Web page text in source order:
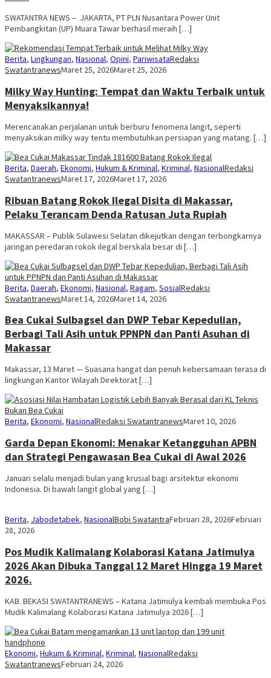
SWATANTRA NEWS – JAKARTA, PT PLN Nusantara Power Unit
Pembangkitan (UP) Muara Tawar berhasil meraih […]
Berita, Lingkungan, Nasional, Opini, PariwisataRedaksi
SwatantranewsMaret 25, 2026Maret 25, 2026
Milky Way Hunting: Tempat dan Waktu Terbaik untuk
Menyaksikannya!
Merencanakan perjalanan untuk berburu fenomena langit, seperti
menyaksikan milky way tentu membutuhkan persiapan yang matang. […]
Berita, Daerah, Ekonomi, Hukum & Kriminal, Kriminal, NasionalRedaksi
SwatantranewsMaret 17, 2026Maret 17, 2026
Ribuan Batang Rokok Ilegal Disita di Makassar,
Pelaku Terancam Denda Ratusan Juta Rupiah
MAKASSAR – Publik Sulawesi Selatan dikejutkan dengan terbongkarnya
jaringan peredaran rokok ilegal berskala besar di […]
Berita, Daerah, Ekonomi, Nasional, Ragam, SosialRedaksi
SwatantranewsMaret 14, 2026Maret 14, 2026
Bea Cukai Sulbagsel dan DWP Tebar Kepedulian,
Berbagi Tali Asih untuk PPNPN dan Panti Asuhan di
Makassar
Makassar, 13 Maret — Suasana hangat dan penuh kebersamaan terasa di
lingkungan Kantor Wilayah Direktorat […]
Berita, Ekonomi, NasionalRedaksi SwatantranewsMaret 10, 2026
Garda Depan Ekonomi: Menakar Ketangguhan APBN
dan Strategi Pengawasan Bea Cukai di Awal 2026
Januari selalu menjadi bulan yang krusial bagi arsitektur ekonomi
Indonesia. Di bawah langit global yang […]
Berita, Jabodetabek, NasionalBobi SwatantraFebruari 28, 2026Februari
28, 2026
Pos Mudik Kalimalang Kolaborasi Katana Jatimulya
2026 Akan Dibuka Tanggal 12 Maret Hingga 19 Maret
2026.
KAB. BEKASI SWATANTRANEWS – Katana Jatimulya kembali membuka Pos
Mudik Kalimalang Kolaborasi Katana Jatimulya 2026 […]
Ekonomi, Hukum & Kriminal, Kriminal, NasionalRedaksi
SwatantranewsFebruari 24, 2026